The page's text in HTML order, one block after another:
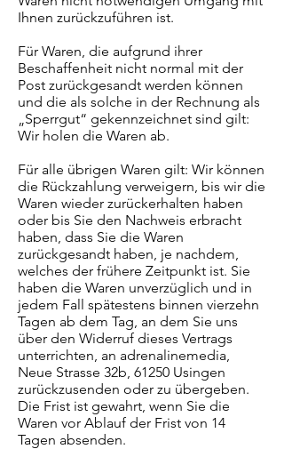
Ihnen zurückzuführen ist.
Für Waren, die aufgrund ihrer
Beschaffenheit nicht normal mit der
Post zurückgesandt werden können
und die als solche in der Rechnung als
„Sperrgut“ gekennzeichnet sind gilt:
Wir holen die Waren ab.
Für alle übrigen Waren gilt: Wir können
die Rückzahlung verweigern, bis wir die
Waren wieder zurückerhalten haben
oder bis Sie den Nachweis erbracht
haben, dass Sie die Waren
zurückgesandt haben, je nachdem,
welches der frühere Zeitpunkt ist. Sie
haben die Waren unverzüglich und in
jedem Fall spätestens binnen vierzehn
Tagen ab dem Tag, an dem Sie uns
über den Widerruf dieses Vertrags
unterrichten, an adrenalinemedia,
Neue Strasse 32b, 61250 Usingen
zurückzusenden oder zu übergeben.
Die Frist ist gewahrt, wenn Sie die
Waren vor Ablauf der Frist von 14
Tagen absenden.